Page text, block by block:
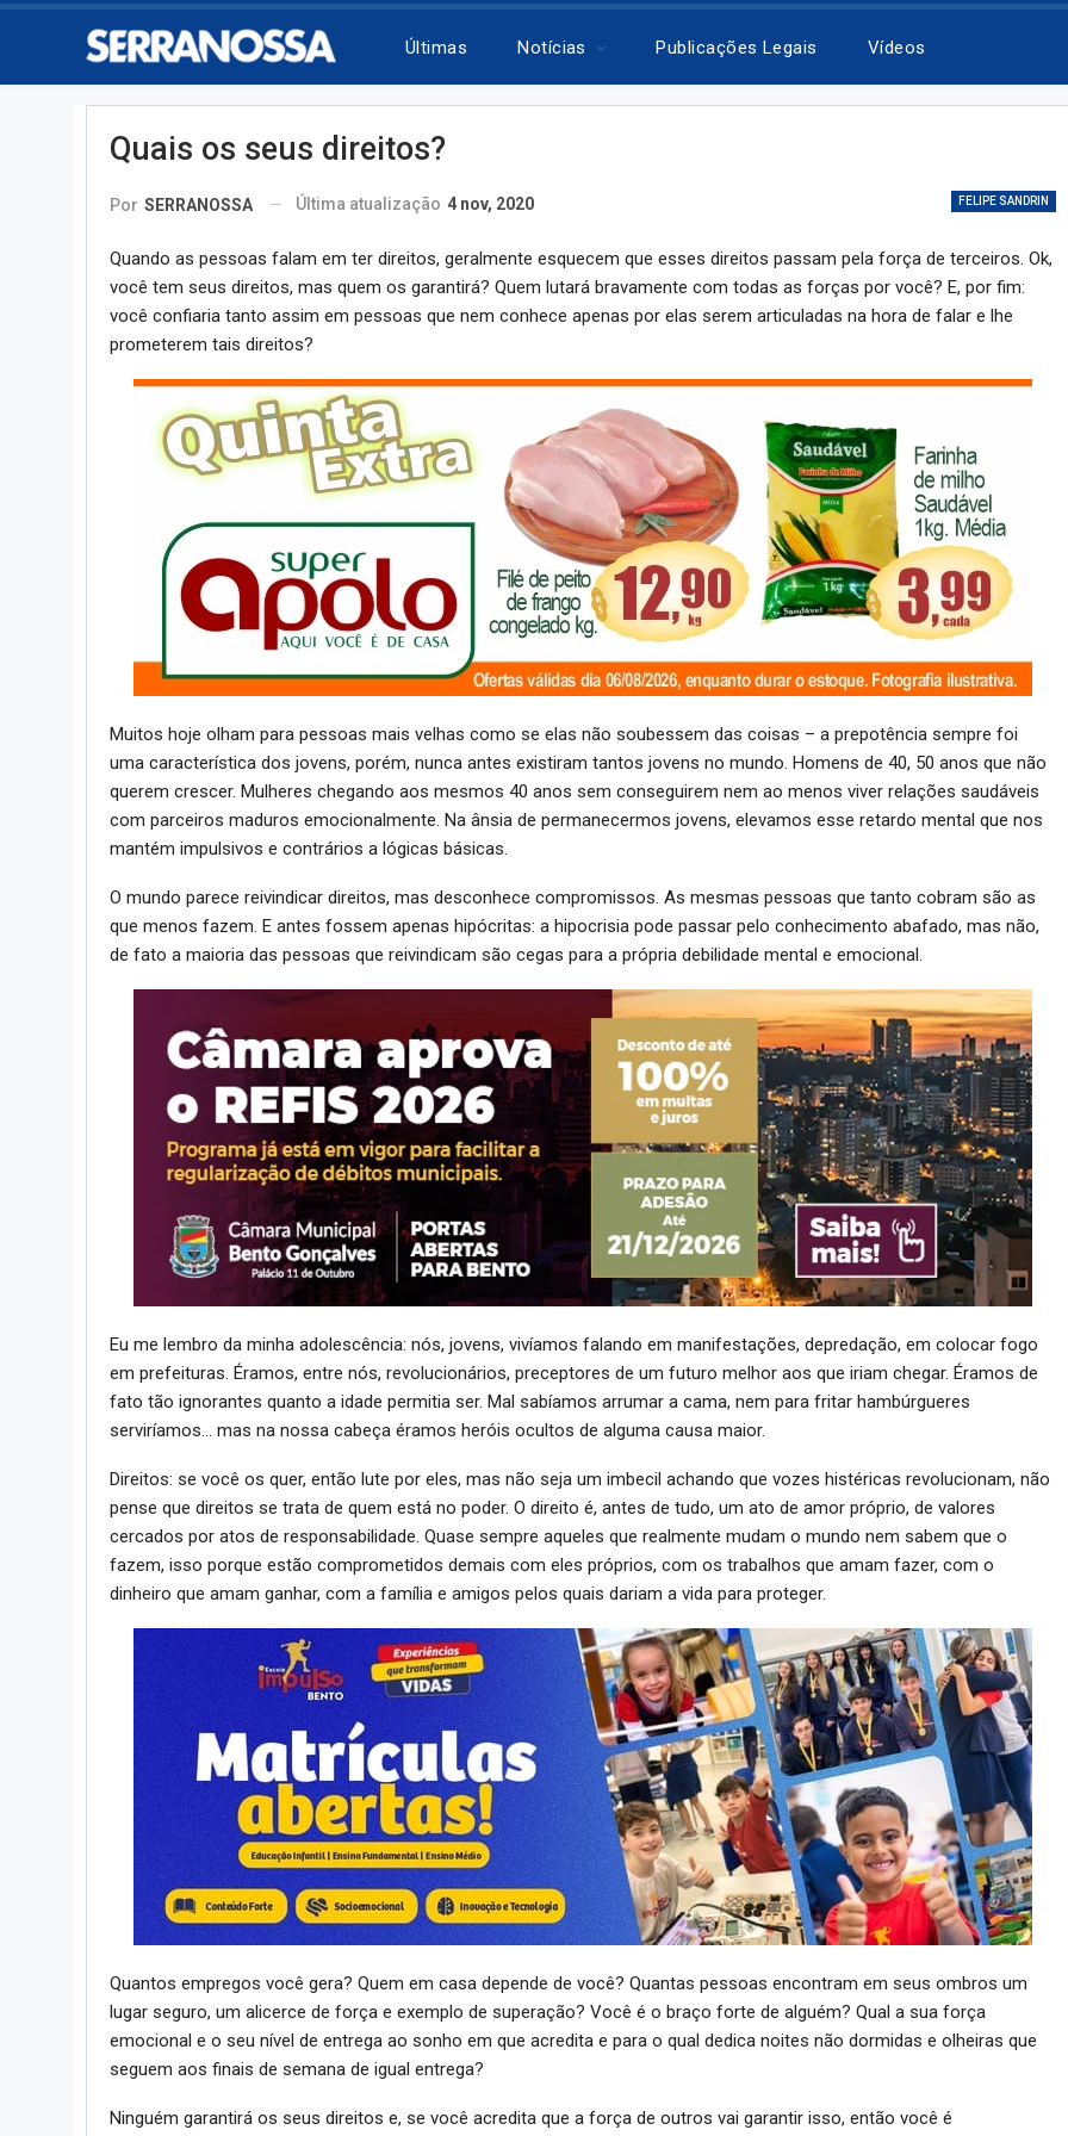
Últimas Notícias Publicações Legais Vídeos
Quais os seus direitos?
FELIPE SANDRIN
Por SERRANOSSA Última atualização 4 nov, 2020
Quando as pessoas falam em ter direitos, geralmente esquecem que esses direitos passam pela força de terceiros. Ok,
você tem seus direitos, mas quem os garantirá? Quem lutará bravamente com todas as forças por você? E, por fim:
você confiaria tanto assim em pessoas que nem conhece apenas por elas serem articuladas na hora de falar e lhe
prometerem tais direitos?
Muitos hoje olham para pessoas mais velhas como se elas não soubessem das coisas – a prepotência sempre foi
uma característica dos jovens, porém, nunca antes existiram tantos jovens no mundo. Homens de 40, 50 anos que não
querem crescer. Mulheres chegando aos mesmos 40 anos sem conseguirem nem ao menos viver relações saudáveis
com parceiros maduros emocionalmente. Na ânsia de permanecermos jovens, elevamos esse retardo mental que nos
mantém impulsivos e contrários a lógicas básicas.
O mundo parece reivindicar direitos, mas desconhece compromissos. As mesmas pessoas que tanto cobram são as
que menos fazem. E antes fossem apenas hipócritas: a hipocrisia pode passar pelo conhecimento abafado, mas não,
de fato a maioria das pessoas que reivindicam são cegas para a própria debilidade mental e emocional.
Eu me lembro da minha adolescência: nós, jovens, vivíamos falando em manifestações, depredação, em colocar fogo
em prefeituras. Éramos, entre nós, revolucionários, preceptores de um futuro melhor aos que iriam chegar. Éramos de
fato tão ignorantes quanto a idade permitia ser. Mal sabíamos arrumar a cama, nem para fritar hambúrgueres
serviríamos… mas na nossa cabeça éramos heróis ocultos de alguma causa maior.
Direitos: se você os quer, então lute por eles, mas não seja um imbecil achando que vozes histéricas revolucionam, não
pense que direitos se trata de quem está no poder. O direito é, antes de tudo, um ato de amor próprio, de valores
cercados por atos de responsabilidade. Quase sempre aqueles que realmente mudam o mundo nem sabem que o
fazem, isso porque estão comprometidos demais com eles próprios, com os trabalhos que amam fazer, com o
dinheiro que amam ganhar, com a família e amigos pelos quais dariam a vida para proteger.
Quantos empregos você gera? Quem em casa depende de você? Quantas pessoas encontram em seus ombros um
lugar seguro, um alicerce de força e exemplo de superação? Você é o braço forte de alguém? Qual a sua força
emocional e o seu nível de entrega ao sonho em que acredita e para o qual dedica noites não dormidas e olheiras que
seguem aos finais de semana de igual entrega?
Ninguém garantirá os seus direitos e, se você acredita que a força de outros vai garantir isso, então você é